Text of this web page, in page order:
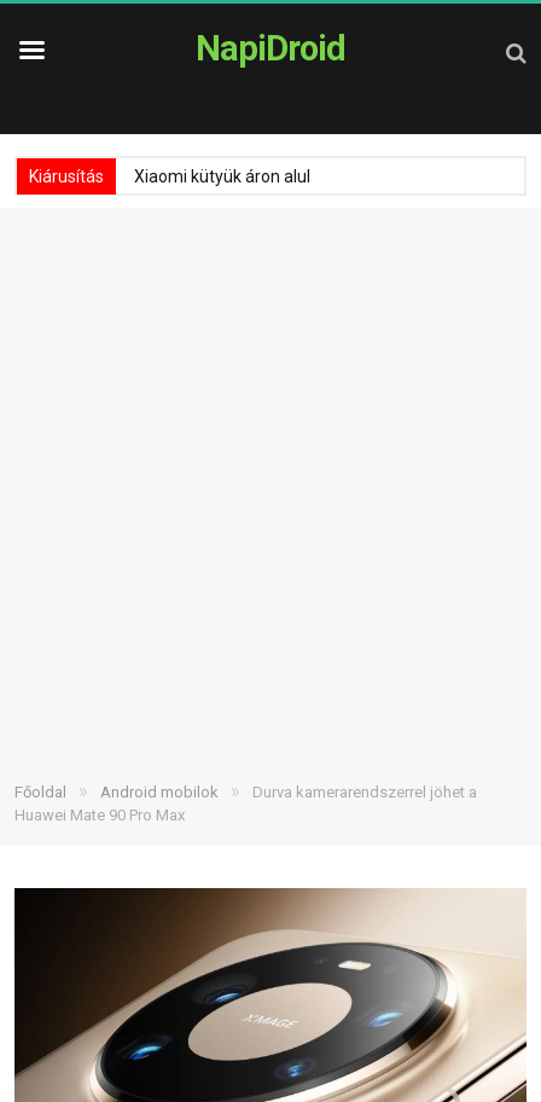
NapiDroid
Kiárusítás Xiaomi kütyük áron alul
Főoldal » Android mobilok »
Durva kamerarendszerrel jöhet a
Huawei Mate 90 Pro Max